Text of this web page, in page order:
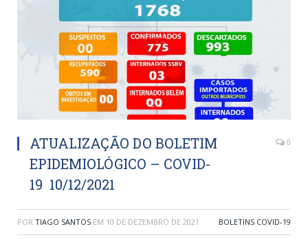
ATUALIZAÇÃO DO BOLETIM
EPIDEMIOLÓGICO – COVID-
19 10/12/2021
0
POR TIAGO SANTOS EM 10 DE DEZEMBRO DE 2021 BOLETINS COVID-19